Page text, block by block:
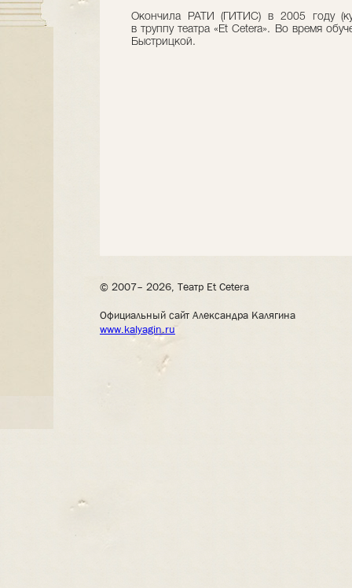
Окончила РАТИ (ГИТИС) в 2005 году
в труппу театра «Et Сetera». Во время
Быстрицкой.
© 2007– 2026, Театр Et Cetera
Официальный сайт Александра Калягина
www.kalyagin.ru